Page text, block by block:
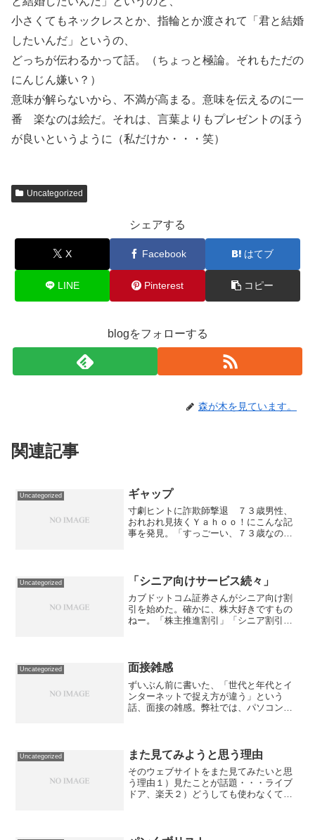
小さくてもネックレスとか、指輪とか渡されて「君と結婚
したいんだ」というの、
どっちが伝わるかって話。（ちょっと極論。それもただの
にんじん嫌い？）
意味が解らないから、不満が高まる。意味を伝えるのに一
番 楽なのは絵だ。それは、言葉よりもプレゼントのほう
が良いというように（私だけか・・・笑）
Uncategorized
シェアする
X Facebook はてブ
LINE Pinterest コピー
blogをフォローする
森が木を見ています。
関連記事
Uncategorized ギャップ
寸劇ヒントに詐欺師撃退 ７３歳男性、
おれおれ見抜くＹａｈｏｏ！にこんな記
事を発見。「すっごーい、７３歳なの
生徒さんの顔が大量に浮かぶ。な...
Uncategorized 「シニア向けサービス続々」
カブドットコム証券さんがシニア向け割
引を始めた。確かに、株大好きですもの
ねー。「株主推進割引」「シニア割引」2
ニア層たちが、みんな迷...
Uncategorized 面接雑感
ずいぶん前に書いた、「世代と年代とイ
ンターネットで捉え方が違う」という
話、面接の雑感。弊社では、パソコンイ
教科が好きな人に習うものは...
Uncategorized また見てみようと思う理由
そのウェブサイトをまた見てみたいと思
う理由１）見たことが話題・・・ライブ
ドア、楽天２）どうしても使わなくては